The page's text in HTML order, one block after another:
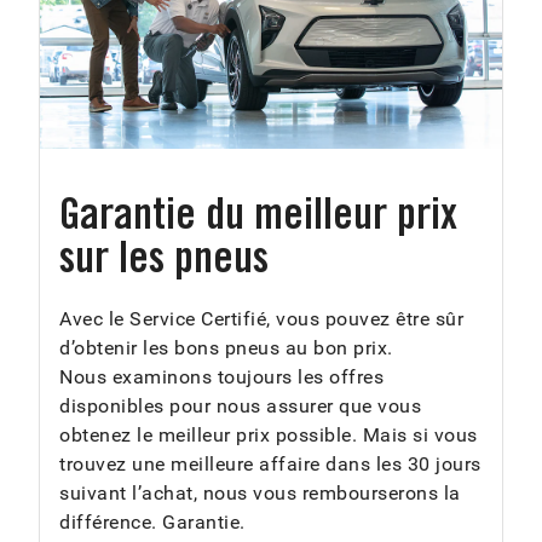
Garantie du meilleur prix
sur les pneus
Avec le Service Certifié, vous pouvez être sûr
d’obtenir les bons pneus au bon prix.
Nous examinons toujours les offres
disponibles pour nous assurer que vous
obtenez le meilleur prix possible. Mais si vous
trouvez une meilleure affaire dans les 30 jours
suivant l’achat, nous vous rembourserons la
différence. Garantie.